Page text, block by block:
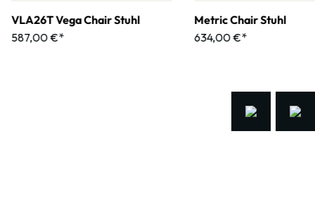
VLA26T Vega Chair Stuhl
587,00 €*
Metric Chair Stuhl
634,00 €*